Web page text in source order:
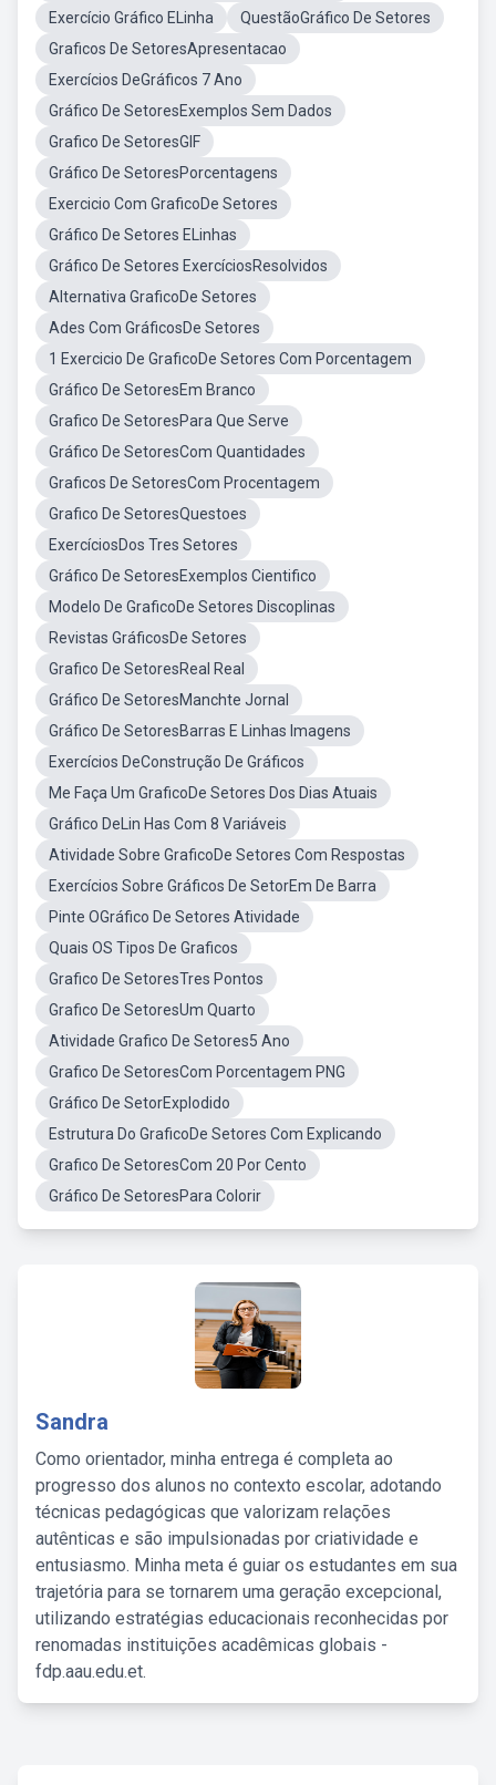
Exercício Gráfico ELinha
QuestãoGráfico De Setores
Graficos De SetoresApresentacao
Exercícios DeGráficos 7 Ano
Gráfico De SetoresExemplos Sem Dados
Grafico De SetoresGIF
Gráfico De SetoresPorcentagens
Exercicio Com GraficoDe Setores
Gráfico De Setores ELinhas
Gráfico De Setores ExercíciosResolvidos
Alternativa GraficoDe Setores
Ades Com GráficosDe Setores
1 Exercicio De GraficoDe Setores Com Porcentagem
Gráfico De SetoresEm Branco
Grafico De SetoresPara Que Serve
Gráfico De SetoresCom Quantidades
Graficos De SetoresCom Procentagem
Grafico De SetoresQuestoes
ExercíciosDos Tres Setores
Gráfico De SetoresExemplos Cientifico
Modelo De GraficoDe Setores Discoplinas
Revistas GráficosDe Setores
Grafico De SetoresReal Real
Gráfico De SetoresManchte Jornal
Gráfico De SetoresBarras E Linhas Imagens
Exercícios DeConstrução De Gráficos
Me Faça Um GraficoDe Setores Dos Dias Atuais
Gráfico DeLin Has Com 8 Variáveis
Atividade Sobre GraficoDe Setores Com Respostas
Exercícios Sobre Gráficos De SetorEm De Barra
Pinte OGráfico De Setores Atividade
Quais OS Tipos De Graficos
Grafico De SetoresTres Pontos
Grafico De SetoresUm Quarto
Atividade Grafico De Setores5 Ano
Grafico De SetoresCom Porcentagem PNG
Gráfico De SetorExplodido
Estrutura Do GraficoDe Setores Com Explicando
Grafico De SetoresCom 20 Por Cento
Gráfico De SetoresPara Colorir
Sandra
Como orientador, minha entrega é completa ao
progresso dos alunos no contexto escolar, adotando
técnicas pedagógicas que valorizam relações
autênticas e são impulsionadas por criatividade e
entusiasmo. Minha meta é guiar os estudantes em sua
trajetória para se tornarem uma geração excepcional,
utilizando estratégias educacionais reconhecidas por
renomadas instituições acadêmicas globais -
fdp.aau.edu.et.